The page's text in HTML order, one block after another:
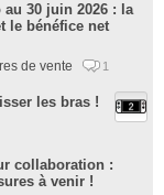
30 juin 2026 : la
le bénéfice net
de vente 1
les bras !
collaboration :
à venir !